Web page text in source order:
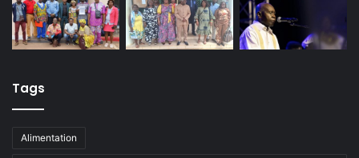
Tags
Alimentation